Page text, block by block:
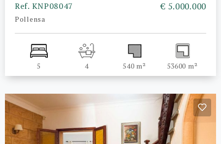
Ref. KNP08047
Pollensa
€ 5.000.000
5 4 540 m² 53600 m²